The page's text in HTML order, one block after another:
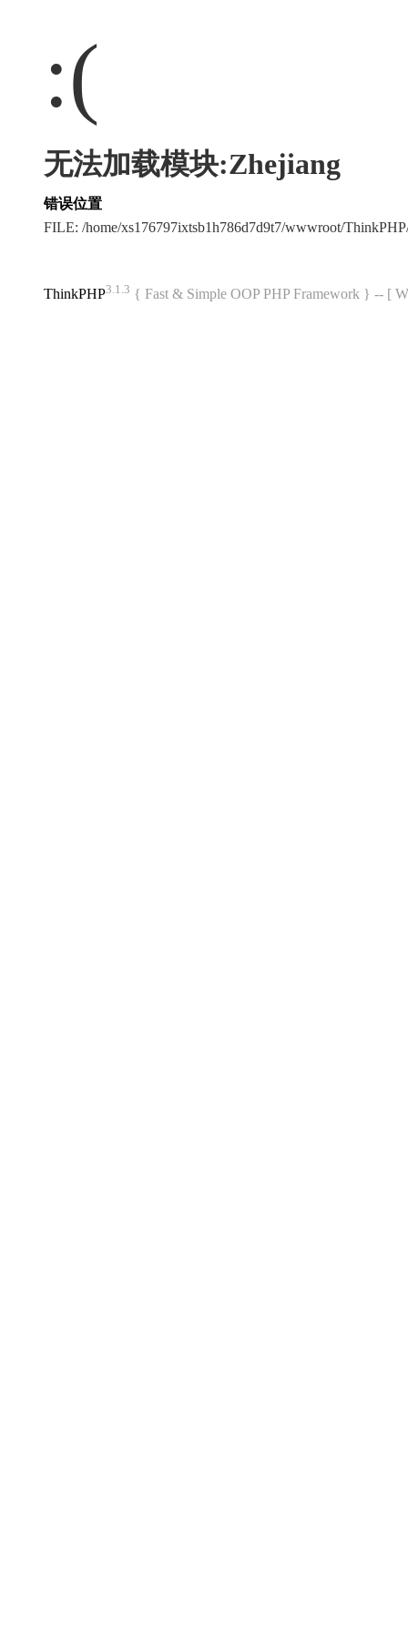
:(
无法加载模块:Zhejiang
错误位置
FILE: /home/xs176797ixtsb1h786d7d9t7/wwwroot/
ThinkPHP3.1.3 { Fast & Simple OOP PHP Framework } -- [